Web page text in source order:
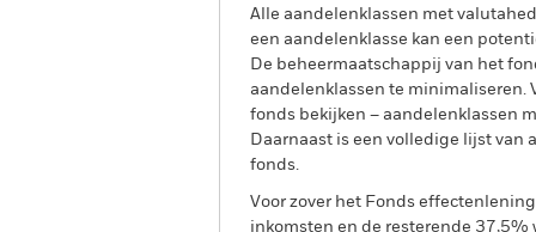
Alle aandelenklassen met
een aandelenklasse kan een
De beheermaatschappij van het
aandelenklassen te minimaliseren.
fonds bekijken – aandelenklassen
Daarnaast is een volledige lijst
fonds.
Voor zover het Fonds
inkomsten en de resterende